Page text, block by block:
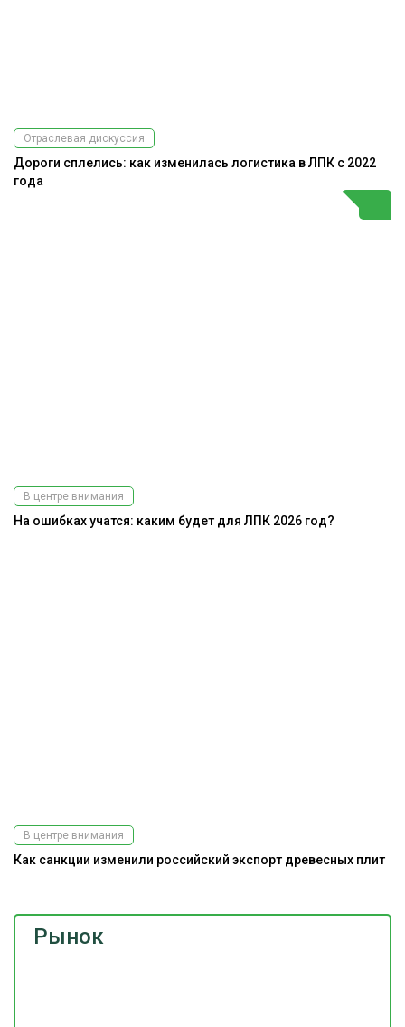
Рынок
Отраслевая дискуссия
Дороги сплелись: как изменилась логистика в ЛПК с 2022
года
В центре внимания
На ошибках учатся: каким будет для ЛПК 2026 год?
В центре внимания
Как санкции изменили российский экспорт древесных плит